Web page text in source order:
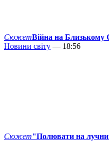
СюжетВійна на Близькому
Новини світу — 18:56
Сюжет"Полювати на